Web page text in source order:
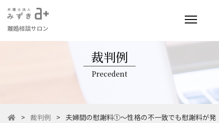
離婚相談サロン
裁判例
Precedent
> 裁判例 > 夫婦間の慰謝料①～性格の不一致でも慰謝料が発